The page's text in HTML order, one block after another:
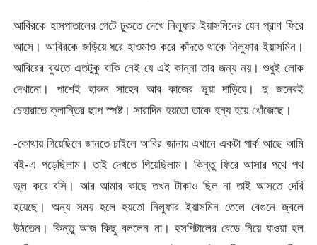
আবিরকে হাসপাতালের গেটে ঢুকতে দেখে নিলুফার ইয়াসমিনের যেন প্রাণ ফিরে
আসে। আবিরকে জড়িয়ে ধরে হাওমাও করে কাঁদতে থাকে নিলুফার ইয়াসমিন।
আবিরের বুঝতে এতটুকু বাকি নেই যে এই কান্না তার জন্য নয়। শুধুই লোক
দেখানো। পাশেই হারুন সাহেব আর কাজের ভূয়া দাড়িয়ে। দু জনেরই
চেহারাতে ক্লান্তির ছাপ স্পষ্ট। সারাদিন হয়তো তাকে হন্য হয়ে খোঁজেছে।
-কোথায় গিয়েছিলে জানতে চাইলে আবির জানায় এখানে একটা পার্ক আছে আমি
বই-এ পড়েছিলাম। তাই দেখতে গিয়েছিলাম। কিন্তু ফিরে আসার পথে পথ
ভূল করে বসি। আর আমার কাছে তখন টাকাও ছিল না তাই আসতে দেরি
হয়েছে। অন্য সময় হলে হয়তো নিলুফার ইয়াসমিন তেলে বেগুনে জ্বলে
উঠতেন। কিন্তু আজ কিছু বললেন না। হসপিটালের বেডে নিয়ে যাওয়া হল